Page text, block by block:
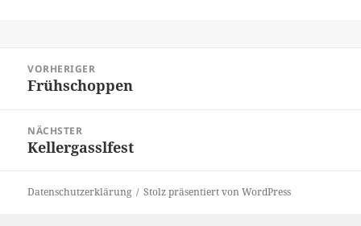
VORHERIGER
Vorheriger
Frühschoppen
NÄCHSTER
Nächster
Kellergasslfest
Datenschutzerklärung Stolz präsentiert von WordPress